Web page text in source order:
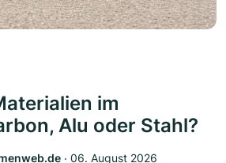
im
Alu oder Stahl?
‧ 06. August 2026